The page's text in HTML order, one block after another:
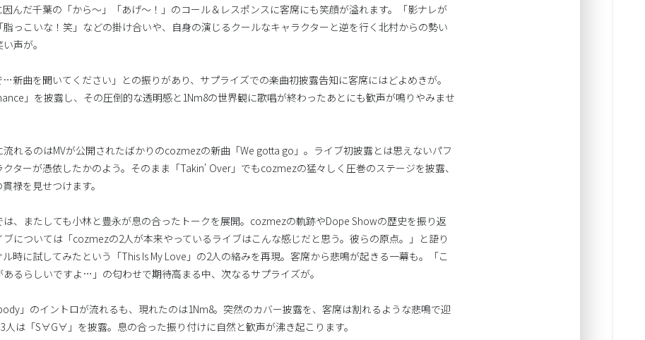
んだ千葉の「から～」「あげ～！」のコール＆レスポンスに客席にも笑顔が溢れます。「影ナレが
っこいな！笑」などの掛け合いや、自身の演じるクールなキャラクターと逆を行く北村からの勢い
声が。
新曲を聞いてください」との振りがあり、サプライズでの楽曲初披露告知に客席にはどよめきが。
」を披露し、その圧倒的な透明感と1Nm8の世界観に歌唱が終わったあとにも歓声が鳴りやみませ
れるのはMVが公開されたばかりのcozmezの新曲「We gotta go」。ライブ初披露とは思えないパフ
ターが憑依したかのよう。そのまま「Takin' Over」でもcozmezの猛々しく圧巻のステージを披露、
禄を見せつけます。
、またしても小林と豊永が息の合ったトークを展開。cozmezの軌跡やDope Showの歴史を振り返
については「cozmezの2人が本来やっているライブはこんな感じだと思う。彼らの原点。」と語り
時に試してみたという「This Is My Love」の2人の絡みを再現。客席から悲鳴が起きる一幕も。「こ
るらしいですよ…」の匂わせで期待高まる中、次なるサプライズが。
」のイントロが流れるも、現れたのは1Nm8。突然のカバー披露を、客席は割れるような悲鳴で迎
人は「S∀G∀」を披露。息の合った振り付けに自然と歓声が沸き起こります。